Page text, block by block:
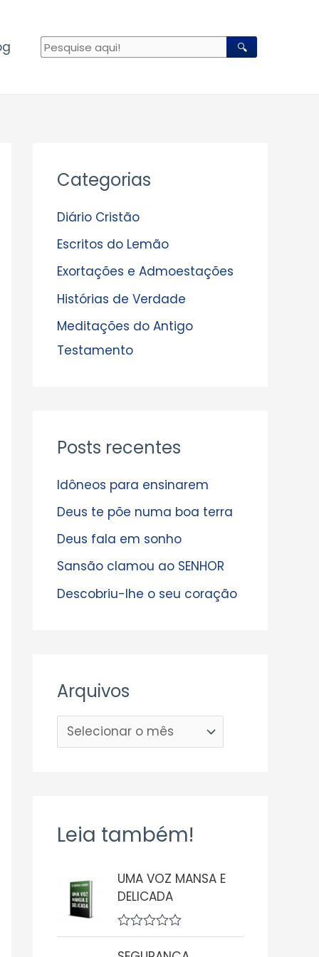
🔍
Categorias
Diário Cristão
Escritos do Lemão
Exortações e Admoestações
Histórias de Verdade
Meditações do Antigo
Testamento
Posts recentes
Idôneos para ensinarem
Deus te põe numa boa terra
Deus fala em sonho
Sansão clamou ao SENHOR
Descobriu-lhe o seu coração
Arquivos
r
u
i
v
o
s
Leia também!
UMA VOZ MANSA E
DELICADA
A
v